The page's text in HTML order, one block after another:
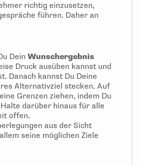
richtig einzusetzen,
führen. Daher an
Dein Wunschergebnis
Druck ausüben kannst und
Danach kannst Du Deine
Alternativziel stecken. Auf
Grenzen ziehen, indem Du
darüber hinaus für alle
offen.
aus der Sicht
seine möglichen Ziele